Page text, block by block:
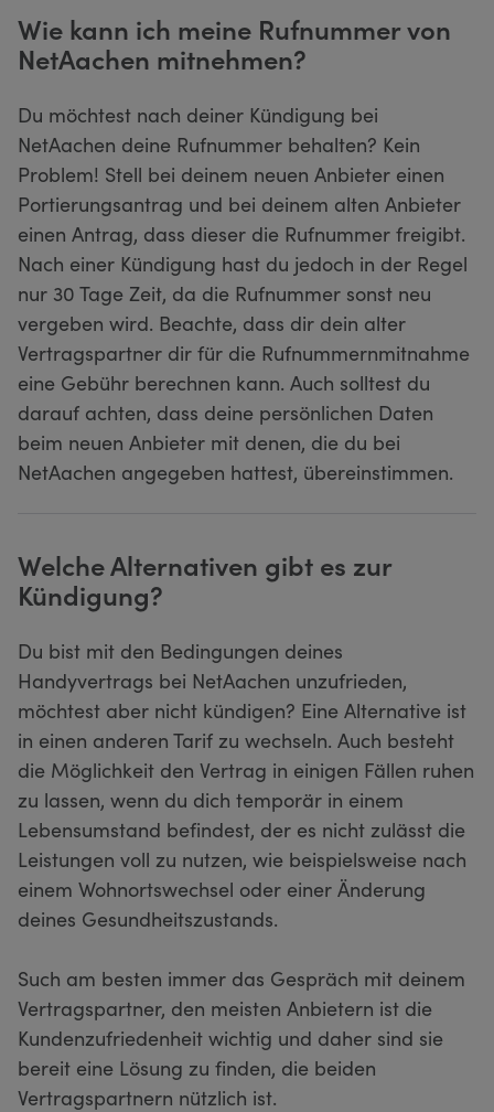
Wie kann ich meine Rufnummer von
NetAachen mitnehmen?
Du möchtest nach deiner Kündigung bei
NetAachen deine Rufnummer behalten? Kein
Problem! Stell bei deinem neuen Anbieter einen
Portierungsantrag und bei deinem alten Anbieter
einen Antrag, dass dieser die Rufnummer freigibt.
Nach einer Kündigung hast du jedoch in der Regel
nur 30 Tage Zeit, da die Rufnummer sonst neu
vergeben wird. Beachte, dass dir dein alter
Vertragspartner dir für die Rufnummernmitnahme
eine Gebühr berechnen kann. Auch solltest du
darauf achten, dass deine persönlichen Daten
beim neuen Anbieter mit denen, die du bei
NetAachen angegeben hattest, übereinstimmen.
Welche Alternativen gibt es zur
Kündigung?
Du bist mit den Bedingungen deines
Handyvertrags bei NetAachen unzufrieden,
möchtest aber nicht kündigen? Eine Alternative ist
in einen anderen Tarif zu wechseln. Auch besteht
die Möglichkeit den Vertrag in einigen Fällen ruhen
zu lassen, wenn du dich temporär in einem
Lebensumstand befindest, der es nicht zulässt die
Leistungen voll zu nutzen, wie beispielsweise nach
einem Wohnortswechsel oder einer Änderung
deines Gesundheitszustands.
Such am besten immer das Gespräch mit deinem
Vertragspartner, den meisten Anbietern ist die
Kundenzufriedenheit wichtig und daher sind sie
bereit eine Lösung zu finden, die beiden
Vertragspartnern nützlich ist.